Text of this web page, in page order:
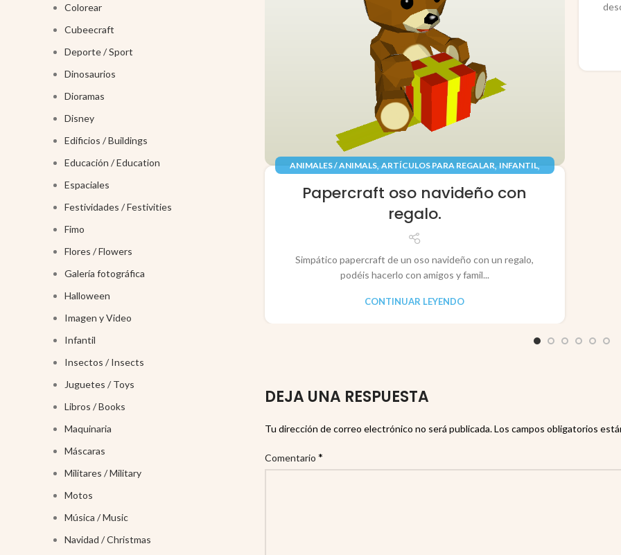
ANIMALES / ANIMALS, ARTÍCULOS PARA REGALAR, INFANTIL,
Papercraft oso navideño con
regalo.
Simpático papercraft de un oso navideño con un regalo,
podéis hacerlo con amigos y famil...
CONTINUAR LEYENDO
DEJA UNA RESPUESTA
Tu dirección de correo electrónico no será publicada. Los campos obligatorios
Comentario *
Colorear
Cubeecraft
Deporte / Sport
Dinosaurios
Dioramas
Disney
Edificios / Buildings
Educación / Education
Espaciales
Festividades / Festivities
Fimo
Flores / Flowers
Galería fotográfica
Halloween
Imagen y Video
Infantil
Insectos / Insects
Juguetes / Toys
Libros / Books
Maquinaria
Máscaras
Militares / Military
Motos
Música / Music
Navidad / Christmas